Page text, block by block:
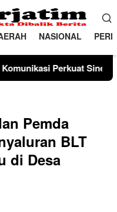
NASIONAL
untuk Kamtibmas
Pemda
BLT
di Desa